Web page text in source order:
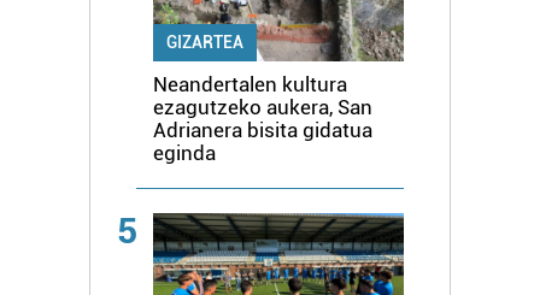
GIZARTEA
Neandertalen kultura
ezagutzeko aukera, San
Adrianera bisita gidatua
eginda
5